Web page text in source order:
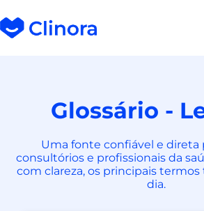
Glossário -
Uma fonte confiável e direta
consultórios e profissionais da
com clareza, os principais termos
dia.